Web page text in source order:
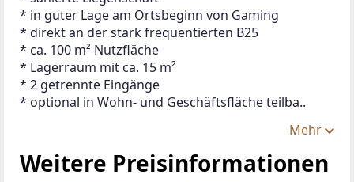
* in guter Lage am Ortsbeginn von Gaming
* direkt an der stark frequentierten B25
* ca. 100 m² Nutzfläche
* Lagerraum mit ca. 15 m²
* 2 getrennte Eingänge
* optional in Wohn- und Geschäftsfläche teilba..
Mehr
Weitere Preisinformationen